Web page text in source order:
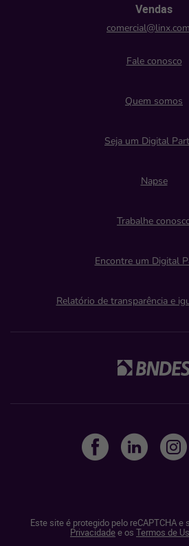
Vendas
Fale conosco
Quem somos
Seja um Digital
Napse
Trabalhe
Encontre um Digital
Relatório de transparência e
Este site é protegido pelo reCAPTCHA e
Privacidadee os Termos de